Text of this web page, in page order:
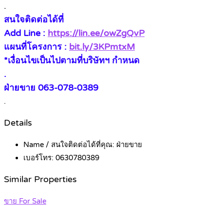
.
สนใจติดต่อได้ที่
Add Line : https://lin.ee/owZgQvP
แผนที่โครงการ : bit.ly/3KPmtxM
*เงื่อนไขเป็นไปตามที่บริษัทฯ กำหนด
.
ฝ่ายขาย 063-078-0389
.
Details
Name / สนใจติดต่อได้ที่คุณ: ฝ่ายขาย
เบอร์โทร: 0630780389
Similar Properties
ขาย For Sale